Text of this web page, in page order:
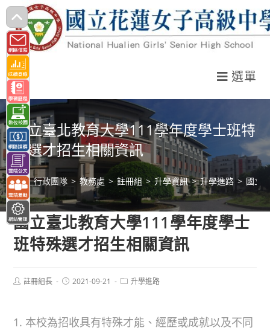
跳
轉
至
主
要
內
容
選單
國立臺北教育大學111學年度學士班特
殊選才招生相關資訊
> 行政團隊 > 教務處 > 註冊組 > 升學資訊 > 升學進路 > 國立
國立臺北教育大學111學年度學士
班特殊選才招生相關資訊
Post註冊組長
Post2021-09-21
Post升學進路
本校為招收具有特殊才能、經歷或成就以及不同